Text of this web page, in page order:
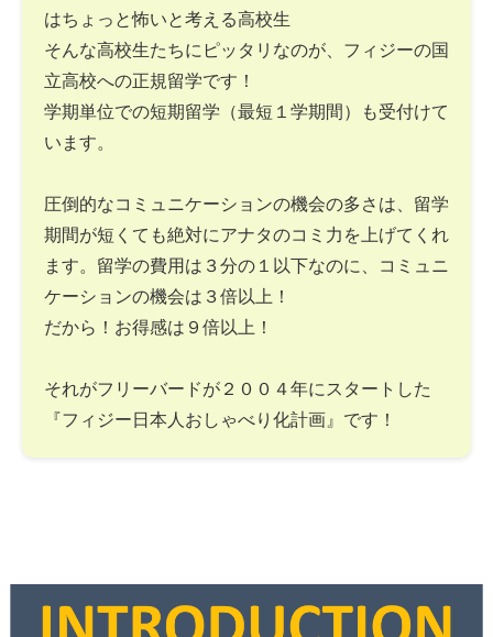
はちょっと怖いと考える高校生
そんな高校生たちにピッタリなのが、フィジーの国
立高校への正規留学です！
学期単位での短期留学（最短１学期間）も受付けて
います。
圧倒的なコミュニケーションの機会の多さは、留学
期間が短くても絶対にアナタのコミ力を上げてくれ
ます。留学の費用は３分の１以下なのに、コミュニ
ケーションの機会は３倍以上！
だから！お得感は９倍以上！
それがフリーバードが２００４年にスタートした
『フィジー日本人おしゃべり化計画』です！